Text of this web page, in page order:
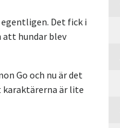
Det fick i
att hundar blev
Go och nu är det
karaktärerna är lite